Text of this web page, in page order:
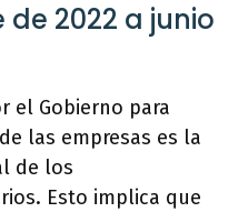
de 2022 a junio
el Gobierno para
las empresas es la
de los
Esto implica que